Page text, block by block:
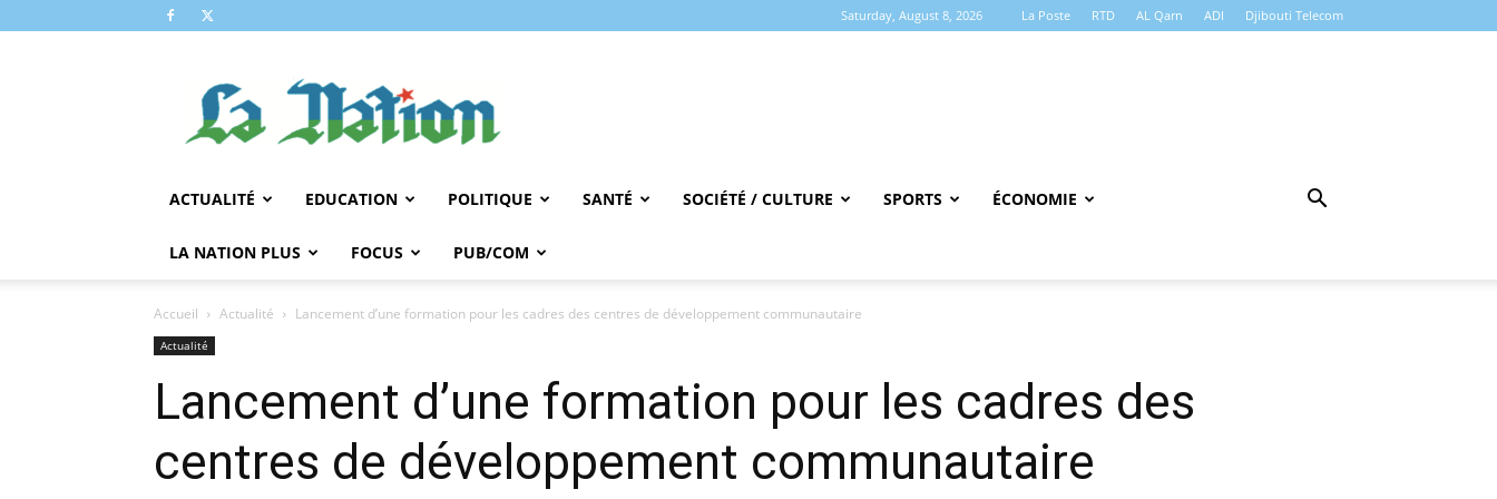
Saturday, August 8, 2026 La Poste RTD AL Qarn ADI Djibouti Telecom
NATION
ACTUALITÉ EDUCATION POLITIQUE SANTÉ SOCIÉTÉ / CULTURE SPORTS ÉCONOMIE
LA NATION PLUS FOCUS PUB/COM
Accueil Actualité Lancement d’une formation pour les cadres des centres de développement communautaire
Actualité
Lancement d’une formation pour les cadres des
centres de développement communautaire